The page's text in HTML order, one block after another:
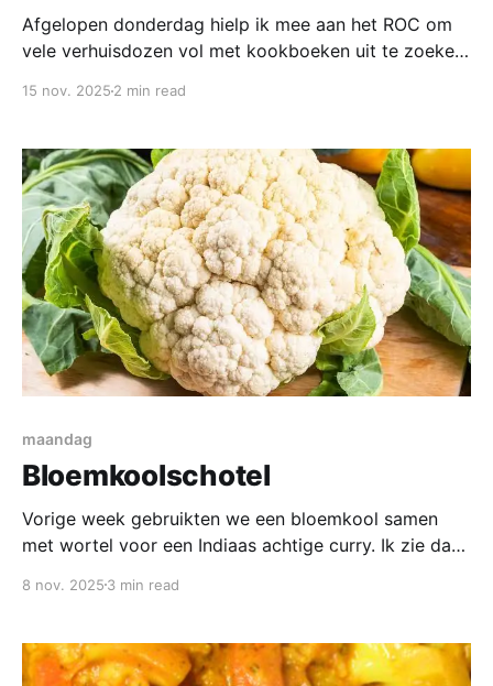
Afgelopen donderdag hielp ik mee aan het ROC om
vele verhuisdozen vol met kookboeken uit te zoeken.
boek tegen dat je
15 nov. 2025 2 min read
maandag
Bloemkoolschotel
Vorige week gebruikten we een bloemkool samen
met wortel voor een Indiaas achtige curry. Ik zie dat
laten we er nog eentje slachten! Deze ovenschotel
smaken zijn dan mooi doorgetrokken.
8 nov. 2025 3 min read